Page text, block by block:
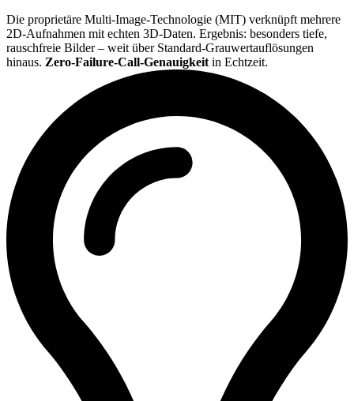
Die proprietäre Multi-Image-Technologie (MIT) verknüpft mehrere
2D-Aufnahmen mit echten 3D-Daten. Ergebnis: besonders tiefe,
rauschfreie Bilder – weit über Standard-Grauwertauflösungen
hinaus. Zero-Failure-Call-Genauigkeitin Echtzeit.